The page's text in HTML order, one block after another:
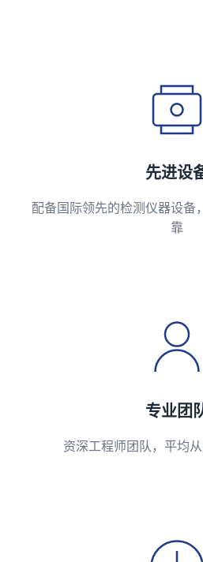
先进设
配备国际领先的检测仪器设备
靠
专业团
资深工程师团队，平均